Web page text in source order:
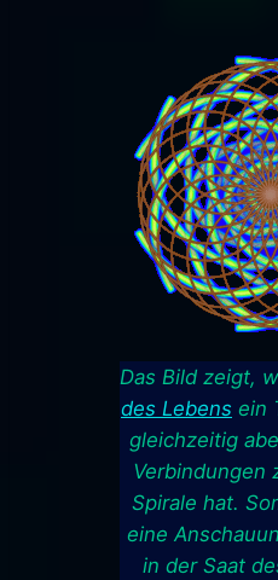
Das Bild zeigt,
des Lebens ein
gleichzeitig
Verbindungen
Spirale hat.
eine
in der Saat